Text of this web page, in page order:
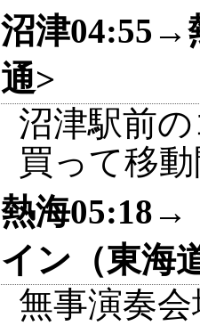
沼津04:55→
通>
沼津駅前
買って移
熱海05:18→
イン（東海
無事演奏